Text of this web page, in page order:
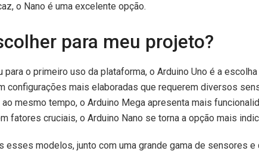
o Nano é uma excelente opção.
para meu projeto?
o primeiro uso da plataforma, o Arduino Uno é a
configurações mais elaboradas que requerem diversos
mesmo tempo, o Arduino Mega apresenta mais
fatores cruciais, o Arduino Nano se torna a opção mais
modelos, junto com uma grande gama de sensores e